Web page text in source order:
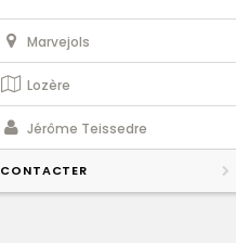
Marvejols
Lozère
Jérôme Teissedre
CONTACTER